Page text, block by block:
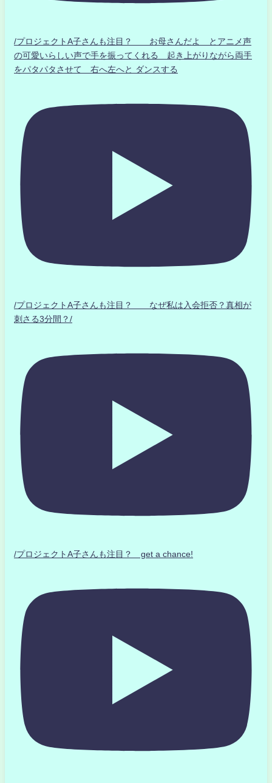
/プロジェクトA子さんも注目？ お母さんだよ とアニメ声
の可愛いらしい声で手を振ってくれる 起き上がりながら両手
をパタパタさせて 右へ左へと ダンスする
/プロジェクトA子さんも注目？ なぜ私は入会拒否？真相が
刺さる3分間？/
/プロジェクトA子さんも注目？ get a chance!